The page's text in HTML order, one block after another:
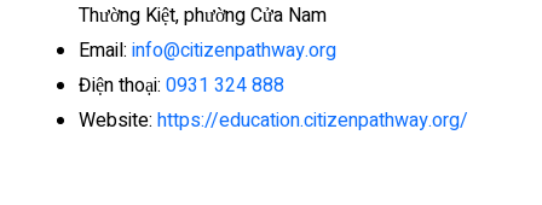
Thường Kiệt, phường Cửa Nam
Email: info@citizenpathway.org
Điện thoại: 0931 324 888
Website: https://education.citizenpathway.org/